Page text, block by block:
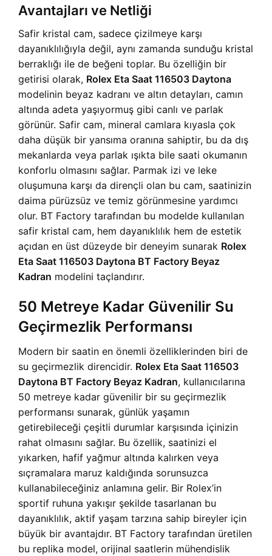
Avantajları ve Netliği
Safir kristal cam, sadece çizilmeye karşı
dayanıklılığıyla değil, aynı zamanda sunduğu kristal
berraklığı ile de beğeni toplar. Bu özelliğin bir
getirisi olarak, Rolex Eta Saat 116503 Daytona
modelinin beyaz kadranı ve altın detayları, camın
altında adeta yaşıyormuş gibi canlı ve parlak
görünür. Safir cam, mineral camlara kıyasla çok
daha düşük bir yansıma oranına sahiptir, bu da dış
mekanlarda veya parlak ışıkta bile saati okumanın
konforlu olmasını sağlar. Parmak izi ve leke
oluşumuna karşı da dirençli olan bu cam, saatinizin
daima pürüzsüz ve temiz görünmesine yardımcı
olur. BT Factory tarafından bu modelde kullanılan
safir kristal cam, hem dayanıklılık hem de estetik
açıdan en üst düzeyde bir deneyim sunarak Rolex
Eta Saat 116503 Daytona BT Factory Beyaz
Kadran modelini taçlandırır.
50 Metreye Kadar Güvenilir Su
Geçirmezlik Performansı
Modern bir saatin en önemli özelliklerinden biri de
su geçirmezlik direncidir. Rolex Eta Saat 116503
Daytona BT Factory Beyaz Kadran, kullanıcılarına
50 metreye kadar güvenilir bir su geçirmezlik
performansı sunarak, günlük yaşamın
getirebileceği çeşitli durumlar karşısında içinizin
rahat olmasını sağlar. Bu özellik, saatinizi el
yıkarken, hafif yağmur altında kalırken veya
sıçramalara maruz kaldığında sorunsuzca
kullanabileceğiniz anlamına gelir. Bir Rolex’in
sportif ruhuna yakışır şekilde tasarlanan bu
dayanıklılık, aktif yaşam tarzına sahip bireyler için
büyük bir avantajdır. BT Factory tarafından üretilen
bu replika model, orijinal saatlerin mühendislik